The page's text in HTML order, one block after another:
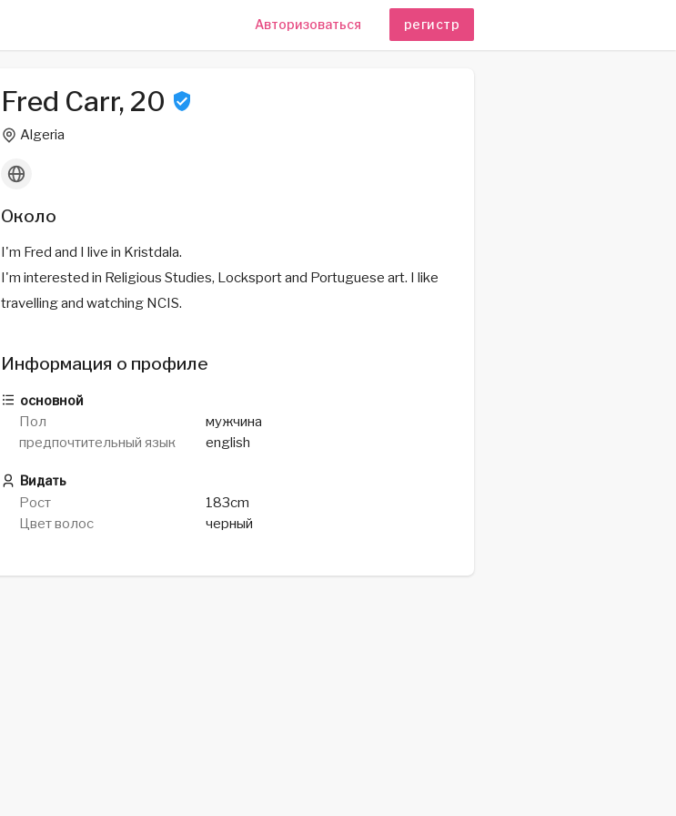
Авторизоваться регистр
Fred Carr, 20
Algeria
Около
I'm Fred and I live in Kristdala.
I'm interested in Religious Studies, Locksport and Portuguese art. I like
travelling and watching NCIS.
Информация о профиле
основной
Пол
мужчина
предпочтительный язык
english
Видать
Рост
183cm
Цвет волос
черный